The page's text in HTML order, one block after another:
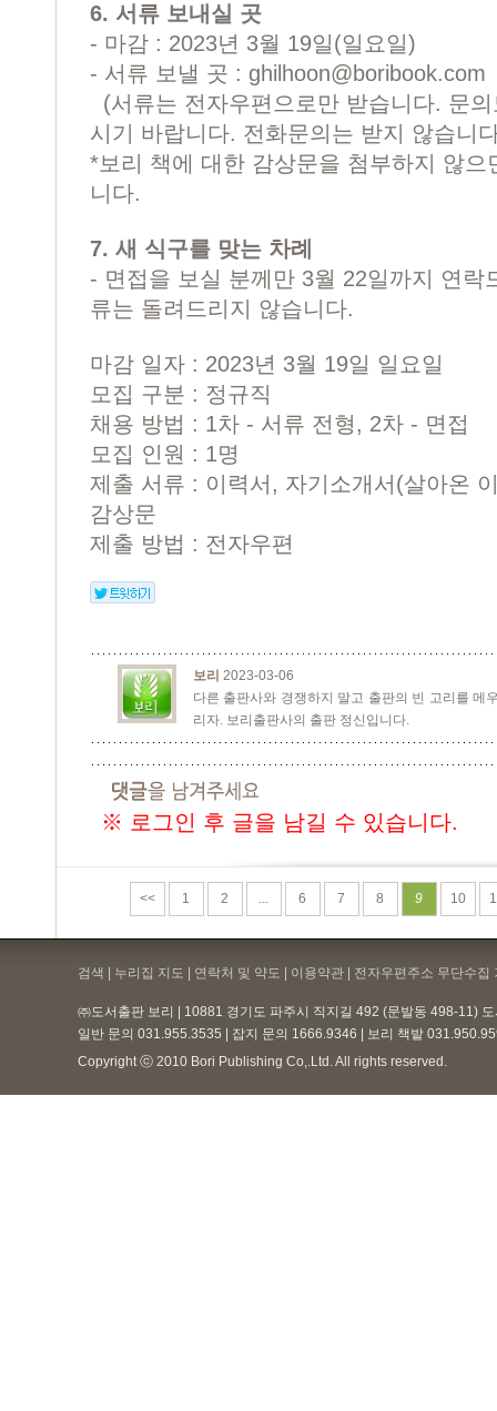
6. 서류 보내실 곳
- 마감 : 2023년 3월 19일(일요일)
- 서류 보낼 곳 : ghilhoon@boribook.com
(서류는 전자우편으로만 받습니다. 문
시기 바랍니다. 전화문의는 받지 않습니
*보리 책에 대한 감상문을 첨부하지 않으
니다.
7. 새 식구를 맞는 차례
- 면접을 보실 분께만 3월 22일까지 연락
류는 돌려드리지 않습니다.
마감 일자 : 2023년 3월 19일 일요일
모집 구분 : 정규직
채용 방법 : 1차 - 서류 전형, 2차 - 면접
모집 인원 : 1명
제출 서류 : 이력서, 자기소개서(살아온
감상문
제출 방법 : 전자우편
보리 2023-03-06
다른 출판사와 경쟁하지 말고 출판의 빈 고리를 메
리자. 보리출판사의 출판 정신입니다.
※ 로그인 후 글을 남길 수 있습니다.
<< 1 2 ... 6 7 8 9 10
검색 | 누리집 지도 | 연락처 및 약도 | 이용약관 | 전자우편주소 무단수집
㈜도서출판 보리 | 10881 경기도 파주시 직지길 492 (문발동 498-11)
일반 문의 031.955.3535 | 잡지 문의 1666.9346 | 보리 책밭
Copyright ⓒ 2010 Bori Publishing Co,.Ltd. All rights reserved.